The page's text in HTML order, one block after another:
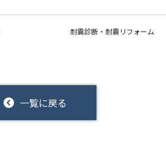
一覧に戻る
耐震診断・耐震リフォーム